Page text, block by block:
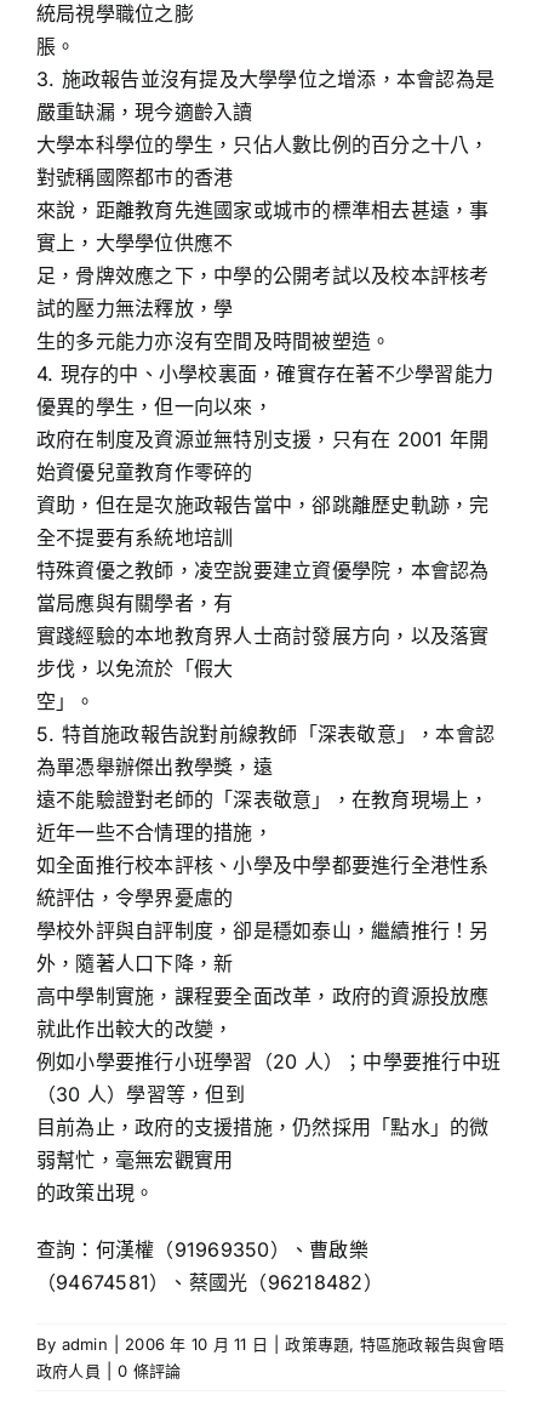
統局視學職位之膨
脹。
3. 施政報告並沒有提及大學學位之增添，本會認為是
嚴重缺漏，現今適齡入讀
大學本科學位的學生，只佔人數比例的百分之十八，
對號稱國際都巿的香港
來說，距離教育先進國家或城巿的標準相去甚遠，事
實上，大學學位供應不
足，骨牌效應之下，中學的公開考試以及校本評核考
試的壓力無法釋放，學
生的多元能力亦沒有空間及時間被塑造。
4. 現存的中、小學校裏面，確實存在著不少學習能力
優異的學生，但一向以來，
政府在制度及資源並無特別支援，只有在 2001 年開
始資優兒童教育作零碎的
資助，但在是次施政報告當中，郤跳離歷史軌跡，完
全不提要有系統地培訓
特殊資優之教師，凌空說要建立資優學院，本會認為
當局應與有關學者，有
實踐經驗的本地教育界人士商討發展方向，以及落實
步伐，以免流於「假大
空」。
5. 特首施政報告說對前線教師「深表敬意」，本會認
為單憑舉辦傑出教學獎，遠
遠不能驗證對老師的「深表敬意」，在教育現場上，
近年一些不合情理的措施，
如全面推行校本評核、小學及中學都要進行全港性系
統評估，令學界憂慮的
學校外評與自評制度，卻是穩如泰山，繼續推行！另
外，隨著人口下降，新
高中學制實施，課程要全面改革，政府的資源投放應
就此作出較大的改變，
例如小學要推行小班學習（20 人）；中學要推行中班
（30 人）學習等，但到
目前為止，政府的支援措施，仍然採用「點水」的微
弱幫忙，毫無宏觀實用
的政策出現。
查詢：何漢權（91969350）、曹啟樂
（94674581）、蔡國光（96218482）
By admin 2006 年 10 月 11 日 政策專題, 特區施政報告與會晤
政府人員
0 條評論